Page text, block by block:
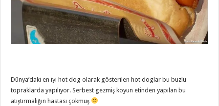
Dünya’daki en iyi hot dog olarak gösterilen hot doglar bu buzlu
topraklarda yapılıyor. Serbest gezmiş koyun etinden yapılan bu
atıştırmalığın hastası çokmuş